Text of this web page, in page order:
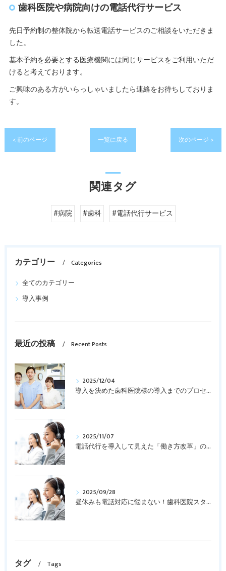
歯科医院や病院向けの電話代行サービス
先日予約制の整体院から転送電話サービスのご相談をいただきま
した。
基本予約を必要とする医療機関には同じサービスをご利用いただ
けると考えております。
ご興味のある方がいらっしゃいましたら連絡をお待ちしておりま
す。
< 前のページ 一覧に戻る 次のページ >
関連タグ
#病院 #歯科 #電話代行サービス
カテゴリー
Categories
全てのカテゴリー
導入事例
最近の投稿 Recent Posts
2025/12/04
導入を決めた歯科医院様の導入までのプロセスを紹介します
2025/11/07
電話代行を導入して見えた「働き方改革」の第一歩
2025/09/28
昼休みも電話対応に悩まない！歯科医院スタッフを守る「電話代行サービス」
タグ Tags